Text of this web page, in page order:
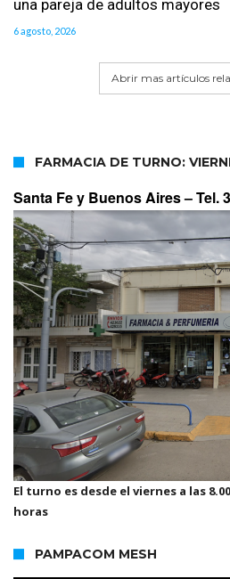
una pareja de adultos mayores
6 agosto, 2026
Abrir mas artículos
FARMACIA DE TURNO:
Santa Fe y Buenos Aires –Tel.
El turno es desde el viernes a las
horas
PAMPACOM MESH